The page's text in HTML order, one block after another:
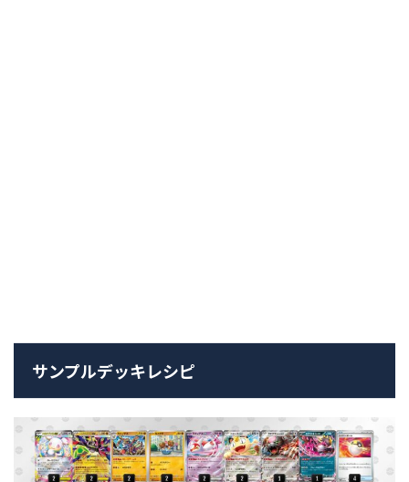
サンプルデッキレシピ